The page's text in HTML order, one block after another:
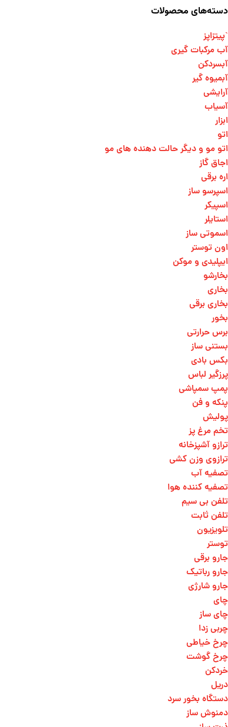
دسته‌های محصولات
`پیتزاپز
آب مرکبات گیری
آبسردکن
آبمیوه گیر
آرایشی
آسیاب
ابزار
اتو
اتو مو و دیگر حالت دهنده های مو​
اجاق گاز
اره برقی
اسپرسو ساز
اسپیکر
استایلر
اسموتی ساز
اون توستر
ایپلیدی و موکن
بخارشو
بخاری
بخاری برقی
بخور
برس حرارتی
بستنی ساز
بکس بادی
پرزگیر لباس
پمپ سمپاشی
پنکه و فن
پولیش
تخم مرغ پز
ترازو آشپزخانه
ترازوی وزن کشی​
تصفیه آب
تصفیه کننده هوا
تلفن بی سیم
تلفن ثابت
تلویزیون
توستر
جارو برقی
جارو رباتیک
جارو شارژی
چای
چای ساز
چربی زدا
چرخ خیاطی
چرخ گوشت
خردکن
دریل
دستگاه بخور سرد
دمنوش ساز